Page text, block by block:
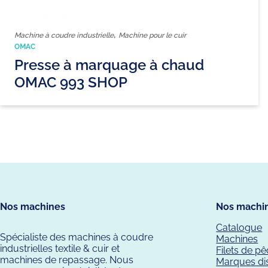
Machine à coudre industrielle, Machine pour le cuir
OMAC
Presse à marquage à chaud
OMAC 993 SHOP
Nos machines
Spécialiste des machines à coudre
industrielles textile & cuir et
machines de repassage. Nous
Nos
Catalogue
Machines
Filets de
Marques